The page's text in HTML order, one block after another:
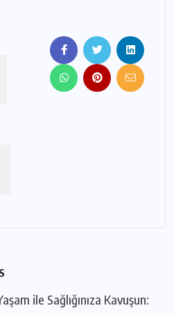
ile Sağlığınıza Kavuşun: